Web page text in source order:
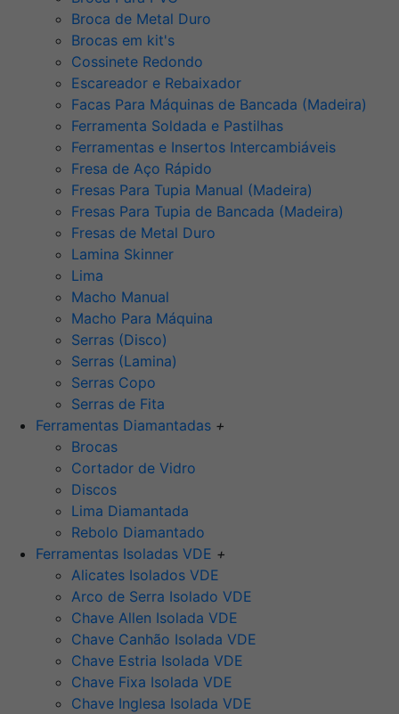
Broca de Metal Duro
Brocas em kit's
Cossinete Redondo
Escareador e Rebaixador
Facas Para Máquinas de Bancada (Madeira)
Ferramenta Soldada e Pastilhas
Ferramentas e Insertos Intercambiáveis
Fresa de Aço Rápido
Fresas Para Tupia Manual (Madeira)
Fresas Para Tupia de Bancada (Madeira)
Fresas de Metal Duro
Lamina Skinner
Lima
Macho Manual
Macho Para Máquina
Serras (Disco)
Serras (Lamina)
Serras Copo
Serras de Fita
Ferramentas Diamantadas +
Brocas
Cortador de Vidro
Discos
Lima Diamantada
Rebolo Diamantado
Ferramentas Isoladas VDE +
Alicates Isolados VDE
Arco de Serra Isolado VDE
Chave Allen Isolada VDE
Chave Canhão Isolada VDE
Chave Estria Isolada VDE
Chave Fixa Isolada VDE
Chave Inglesa Isolada VDE